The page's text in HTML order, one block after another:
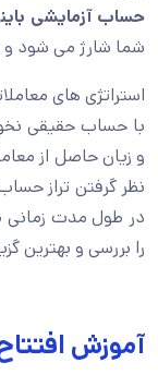
حساب آزمایشی
شما شارژ می شود
استراتژی های
با حساب حقیقی
و زیان حاصل از
نظر گرفتن تراز
در طول مدت زمانی
را بررسی و بهترین
آموزش